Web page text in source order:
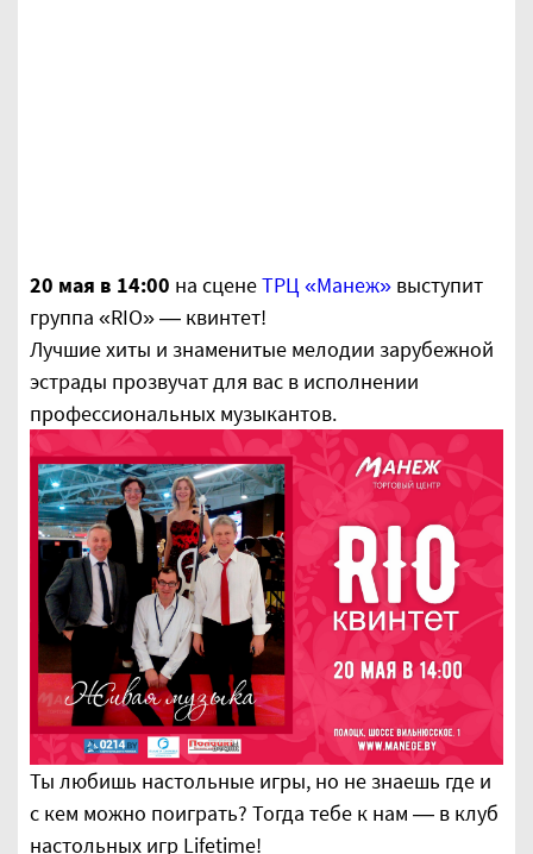
20 мая в 14:00 на сценеТРЦ «Манеж» выступит
группа «RIO» — квинтет!
Лучшие хиты и знаменитые мелодии зарубежной
эстрады прозвучат для вас в исполнении
профессиональных музыкантов.
Ты любишь настольные игры, но не знаешь где и
с кем можно поиграть? Тогда тебе к нам — в клуб
настольных игр Lifetime!